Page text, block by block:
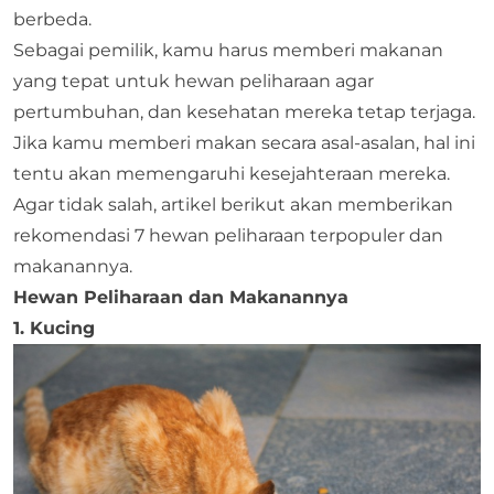
berbeda.
Sebagai pemilik, kamu harus memberi makanan
yang tepat untuk hewan peliharaan agar
pertumbuhan, dan kesehatan mereka tetap terjaga.
Jika kamu memberi makan secara asal-asalan, hal ini
tentu akan memengaruhi kesejahteraan mereka.
Agar tidak salah, artikel berikut akan memberikan
rekomendasi 7 hewan peliharaan terpopuler dan
makanannya.
Hewan Peliharaan dan Makanannya
1. Kucing